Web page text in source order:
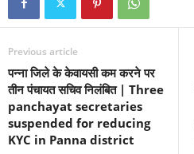
Previous article
पन्ना जिले के केवायसी कम करने पर
तीन पंचायत सचिव निलंबित | Three
panchayat secretaries
suspended for reducing
KYC in Panna district